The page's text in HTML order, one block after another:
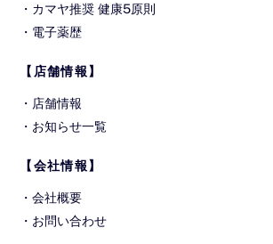
・ カマヤ推奨 健康5原則
・ 電子薬歴
【店舗情報】
・ 店舗情報
・ お知らせ一覧
【会社情報】
・会社概要
・ お問い合わせ